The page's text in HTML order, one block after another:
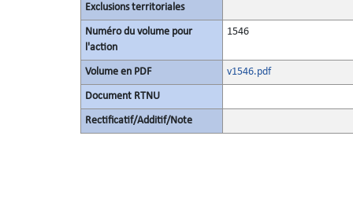
Exclusions territoriales
Numéro du volume pour
l'action
1546
Volume en PDF v1546.pdf
Document RTNU
Rectificatif/Additif/Note